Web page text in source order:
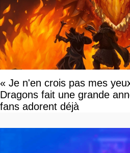
« Je n'en crois pas mes
Dragons fait une grande
fans adorent déjà